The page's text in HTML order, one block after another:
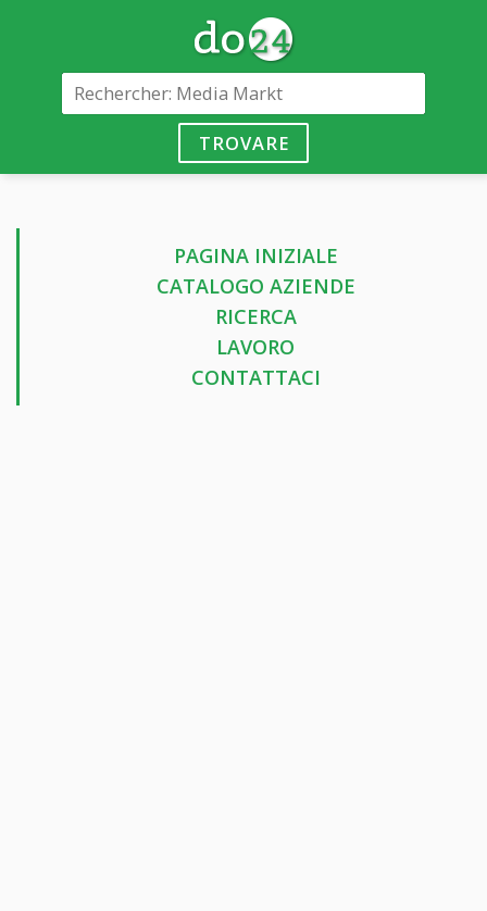
TROVARE
PAGINA INIZIALE
CATALOGO AZIENDE
RICERCA
LAVORO
CONTATTACI